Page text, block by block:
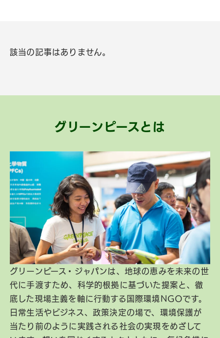
該当の記事はありません。
グリーンピースとは
グリーンピース・ジャパンは、地球の恵みを未来の世
代に手渡すため、科学的根拠に基づいた提案と、徹
底した現場主義を軸に行動する国際環境NGOです。
日常生活やビジネス、政策決定の場で、環境保護が
当たり前のように実践される社会の実現をめざして